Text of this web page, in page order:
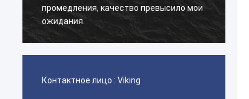
промедления, качество превысило мои
ожидания.
Контактное лицо : Viking